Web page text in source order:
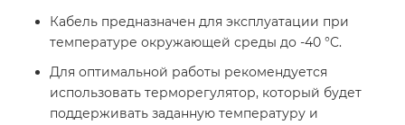
Кабель предназначен для эксплуатации при
температуре окружающей среды до -40 °C.
Для оптимальной работы рекомендуется
использовать терморегулятор, который будет
поддерживать заданную температуру и